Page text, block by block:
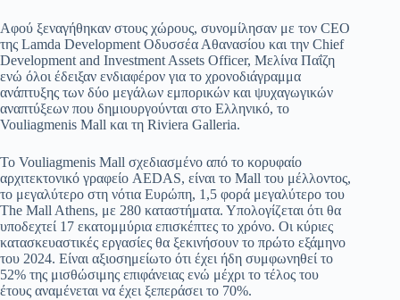
Αφού ξεναγήθηκαν στους χώρους, συνομίλησαν με τον CEO
της Lamda Development Οδυσσέα Αθανασίου και την Chief
Development and Investment Assets Officer, Μελίνα Παΐζη
ενώ όλοι έδειξαν ενδιαφέρον για το χρονοδιάγραμμα
ανάπτυξης των δύο μεγάλων εμπορικών και ψυχαγωγικών
αναπτύξεων που δημιουργούνται στο Ελληνικό, το
Vouliagmenis Mall και τη Riviera Galleria.
Το Vouliagmenis Mall σχεδιασμένο από το κορυφαίο
αρχιτεκτονικό γραφείο AEDAS, είναι το Mall του μέλλοντος,
το μεγαλύτερο στη νότια Ευρώπη, 1,5 φορά μεγαλύτερο του
The Mall Athens, με 280 καταστήματα. Υπολογίζεται ότι θα
υποδεχτεί 17 εκατομμύρια επισκέπτες το χρόνο. Οι κύριες
κατασκευαστικές εργασίες θα ξεκινήσουν το πρώτο εξάμηνο
του 2024. Είναι αξιοσημείωτο ότι έχει ήδη συμφωνηθεί το
52% της μισθώσιμης επιφάνειας ενώ μέχρι το τέλος του
έτους αναμένεται να έχει ξεπεράσει το 70%.